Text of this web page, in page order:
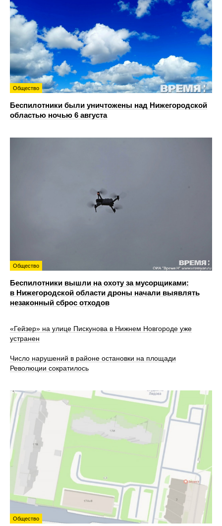
Общество
Беспилотники были уничтожены над Нижегородской
областью ночью 6 августа
Общество
Беспилотники вышли на охоту за мусорщиками:
в Нижегородской области дроны начали выявлять
незаконный сброс отходов
«Гейзер» на улице Пискунова в Нижнем Новгороде уже
устранен
Число нарушений в районе остановки на площади
Революции сократилось
Общество